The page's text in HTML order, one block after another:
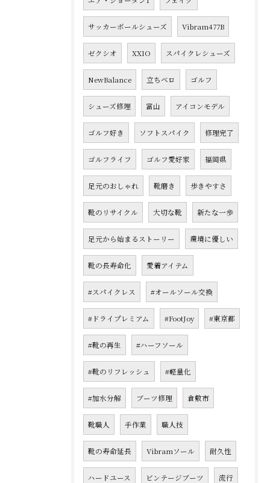
サッカーボールシューズ Vibram477B
ゼクシオ XXIO スパイクレシューズ
NewBalance 立ちベロ ゴルフ
シューズ修理 富山 アイコンモデル
ゴルフ好き ソフトスパイク 修理完了
ゴルフライフ ゴルフ愛好家 福岡県
足元のおしゃれ 靴磨き 歩きやすさ
靴のリサイクル 大切な靴 新たな一歩
足元から始まるストーリー 環境に優しい
靴の長寿命化 愛着アイテム
#スパイクレス #オールソール交換
#ドライプレミアム #FootJoy #東京都
#靴の再生 #ハーフソール
#靴のリフレッシュ #軽量化
#加水分解 ブーツ修理 倉敷市
靴職人 手作業 職人技
靴の寿命延長 Vibramソール 耐久性
ハードユース ビンテージブーツ 流行